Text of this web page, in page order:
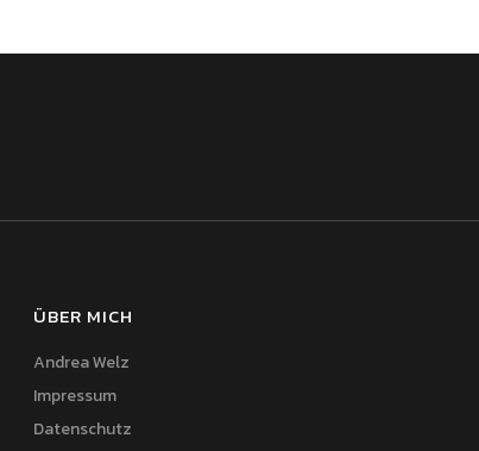
ÜBER MICH
Andrea Welz
Impressum
Datenschutz